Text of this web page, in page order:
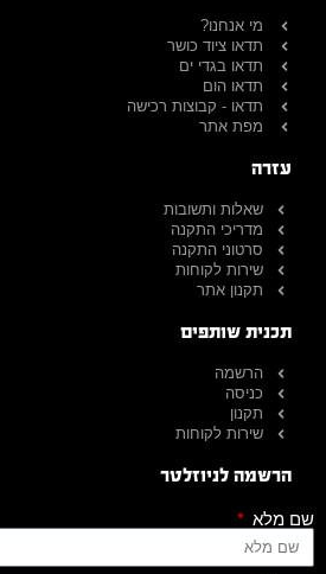
מי אנחנו?
תדאו ציוד כושר
תדאו בגדי ים
תדאו הום
תדאו - קבוצות רכישה
מפת אתר
עזרה
שאלות ותשובות
מדריכי התקנה
סרטוני התקנה
שירות לקוחות
תקנון אתר
תכנית שותפים
הרשמה
כניסה
תקנון
שירות לקוחות
הרשמה לניוזלטר
שם מלא